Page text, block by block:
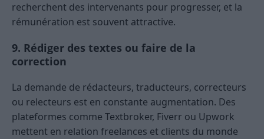
recherchent des intervenants pour progresser, et la
rémunération est souvent attractive.
9. Rédiger des textes ou faire de la
correction
La demande de rédacteurs, traducteurs, correcteurs
ou relecteurs est en constante augmentation. Des
plateformes comme Textbroker, Fiverr ou Upwork
mettent en relation freelances et clients du monde